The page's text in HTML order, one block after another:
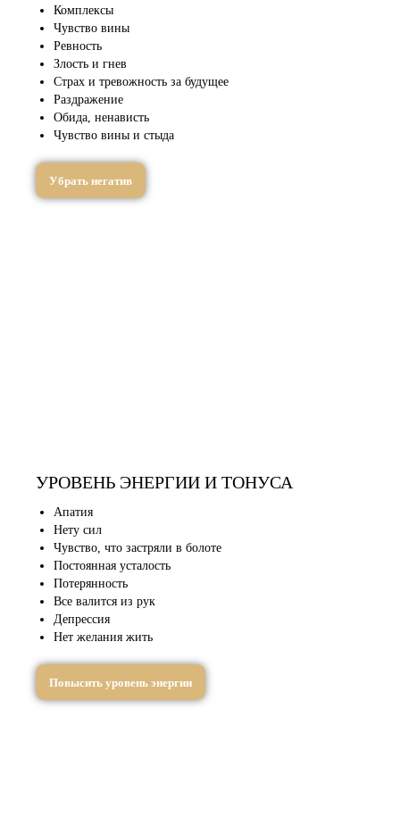
Комплексы
Чувство вины
Ревность
Злость и гнев
Страх и тревожность за будущее
Раздражение
Обида, ненависть
Чувство вины и стыда
Убрать негатив
УРОВЕНЬ ЭНЕРГИИ И ТОНУСА
Апатия
Нету сил
Чувство, что застряли в болоте
Постоянная усталость
Потерянность
Все валится из рук
Депрессия
Нет желания жить
Повысить уровень энергии